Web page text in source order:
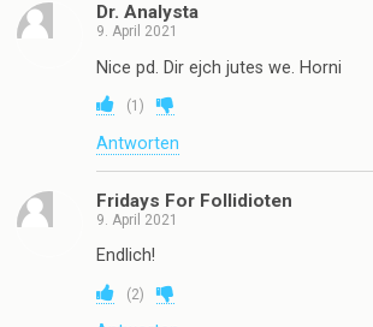
Dr. Analysta
9. April 2021
Nice pd. Dir ejch jutes we. Horni
(1 )
Antworten
Fridays For Follidioten
9. April 2021
Endlich!
(2)